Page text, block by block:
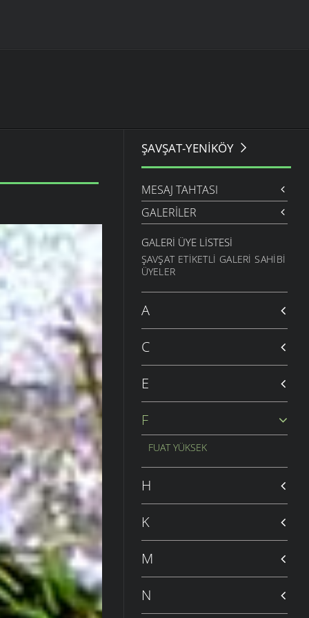
ŞAVŞAT-YENIKÖY
MESAJ TAHTASI
GALERILER
GALERI ÜYE LISTESI
ŞAVŞAT ETIKETLI GALERI SAHIBI
ÜYELER
A
C
E
F
FUAT YÜKSEK
H
K
M
N